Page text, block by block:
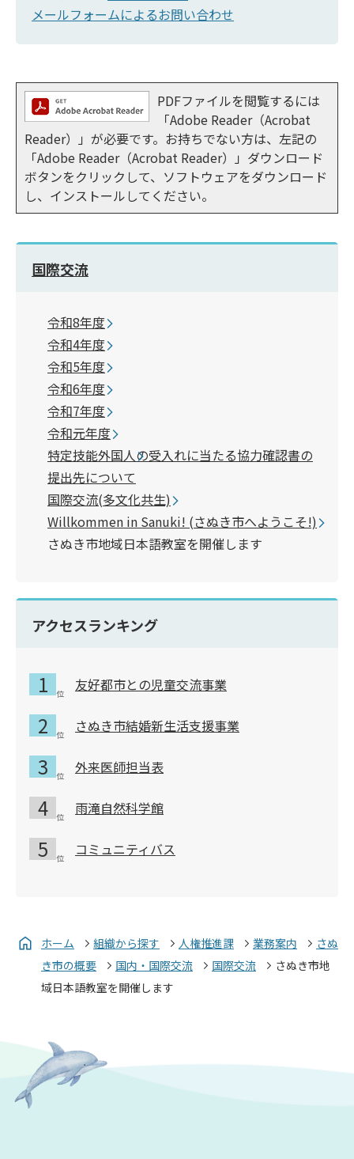
メールフォームによるお問い合わせ
PDFファイルを閲覧するには
「Adobe Reader（Acrobat
Reader）」が必要です。お持ちでない方は、左記の
「Adobe Reader（Acrobat Reader）」ダウンロード
ボタンをクリックして、ソフトウェアをダウンロード
し、インストールしてください。
国際交流
令和8年度
令和4年度
令和5年度
令和6年度
令和7年度
令和元年度
特定技能外国人の受入れに当たる協力確認書の
提出先について
国際交流(多文化共生)
Willkommen in Sanuki! (さぬき市へようこそ!)
さぬき市地域日本語教室を開催します
アクセスランキング
友好都市との児童交流事業
さぬき市結婚新生活支援事業
外来医師担当表
雨滝自然科学館
コミュニティバス
ホーム 組織から探す 人権推進課 業務案内
さぬ
き市の概要
国内・国際交流 国際交流
さぬき市地
域日本語教室を開催します